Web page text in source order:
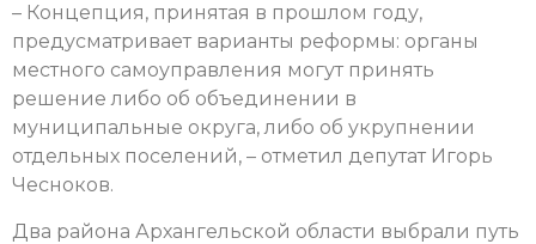
– Концепция, принятая в прошлом году,
предусматривает варианты реформы: органы
местного самоуправления могут принять
решение либо об объединении в
муниципальные округа, либо об укрупнении
отдельных поселений, – отметил депутат Игорь
Чесноков.
Два района Архангельской области выбрали путь